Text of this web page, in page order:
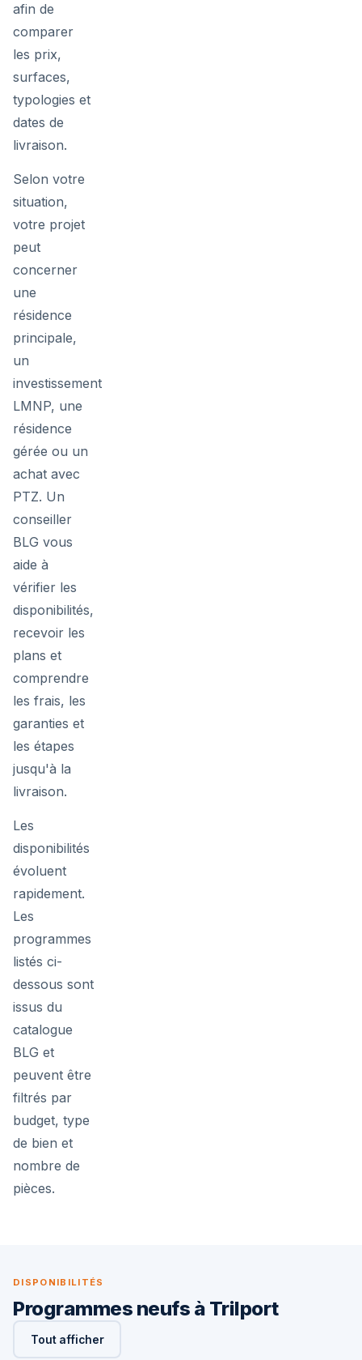
afin de
comparer
les prix,
surfaces,
typologies et
dates de
livraison.
Selon votre
situation,
votre projet
peut
concerner
une
résidence
principale,
un
investissement
LMNP, une
résidence
gérée ou un
achat avec
PTZ. Un
conseiller
BLG vous
aide à
vérifier les
disponibilités,
recevoir les
plans et
comprendre
les frais, les
garanties et
les étapes
jusqu'à la
livraison.
Les
disponibilités
évoluent
rapidement.
Les
programmes
listés ci-
dessous sont
issus du
catalogue
BLG et
peuvent être
filtrés par
budget, type
de bien et
nombre de
pièces.
DISPONIBILITÉS
Programmes neufs à Trilport
Tout afficher